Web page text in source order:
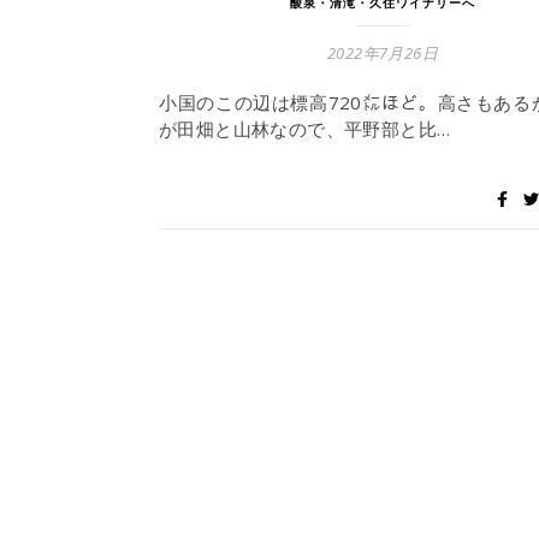
2022年7月26日
小国のこの辺は標高720㍍ほど。高さもある
が田畑と山林なので、平野部と比…